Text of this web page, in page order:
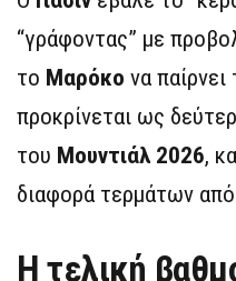
“γράφοντας” με
το Μαρόκο να παίρνει
προκρίνεται ως
του Μουντιάλ 2026,
διαφορά τερμάτων
Η τελική